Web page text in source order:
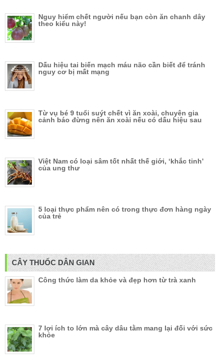
Nguy hiểm chết người nếu bạn còn ăn chanh dây
theo kiểu này!
Dấu hiệu tai biến mạch máu não cần biết để tránh
nguy cơ bị mất mạng
Từ vụ bé 9 tuổi suýt chết vì ăn xoài, chuyên gia
cảnh báo đừng nên ăn xoài nếu có dấu hiệu sau
Việt Nam có loại sâm tốt nhất thế giới, ‘khắc tinh’
của ung thư
5 loại thực phẩm nên có trong thực đơn hàng ngày
của trẻ
CÂY THUỐC DÂN GIAN
Công thức làm da khỏe và đẹp hơn từ trà xanh
7 lợi ích to lớn mà cây dâu tằm mang lại đối với sức
khỏe